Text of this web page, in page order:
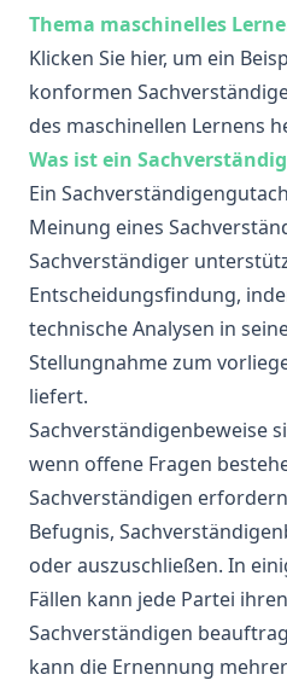
Thema maschinelles
Klicken Sie hier, um ein
konformen
des maschinellen Lernens
Was ist ein
Ein
Meinung eines
Sachverständiger
Entscheidungsfindung,
technische Analysen in
Stellungnahme zum
liefert.
Sachverständigenbeweise
wenn offene Fragen
Sachverständigen
Befugnis,
oder auszuschließen. In
Fällen kann jede Partei
Sachverständigen
kann die Ernennung